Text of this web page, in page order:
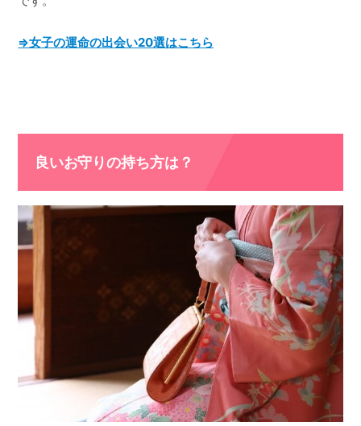
⇒女子の運命の出会い20選はこちら
良いお守りの持ち方は？